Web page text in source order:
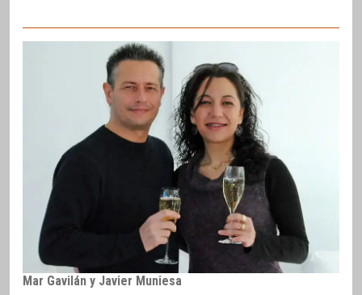
Mar Gavilán y Javier Muniesa